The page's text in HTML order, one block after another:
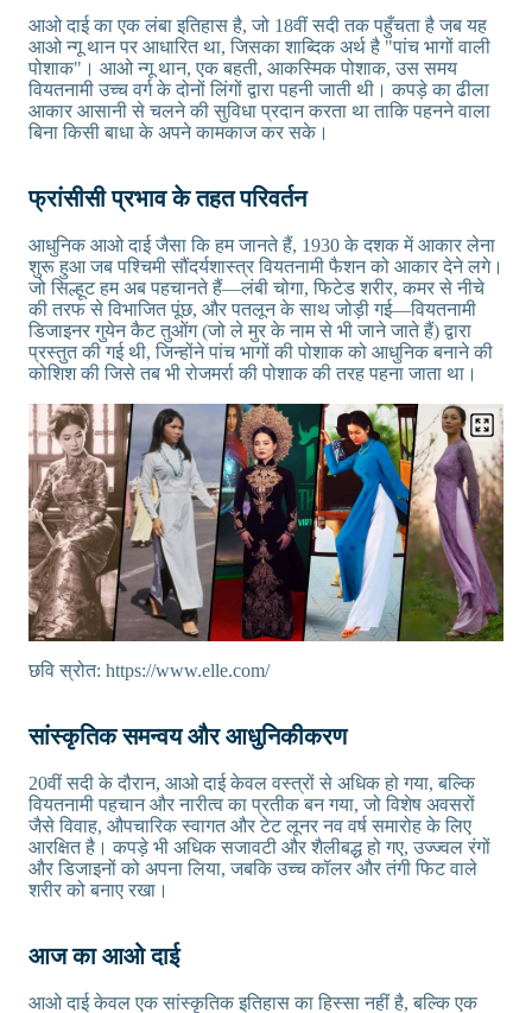
आओ दाई का एक लंबा इतिहास है, जो 18वीं सदी तक पहुँचता है जब यह
आओ न्गू थान पर आधारित था, जिसका शाब्दिक अर्थ है "पांच भागों वाली
पोशाक"। आओ न्गू थान, एक बहती, आकस्मिक पोशाक, उस समय
वियतनामी उच्च वर्ग के दोनों लिंगों द्वारा पहनी जाती थी। कपड़े का ढीला
आकार आसानी से चलने की सुविधा प्रदान करता था ताकि पहनने वाला
बिना किसी बाधा के अपने कामकाज कर सके।
फ्रांसीसी प्रभाव के तहत परिवर्तन
आधुनिक आओ दाई जैसा कि हम जानते हैं, 1930 के दशक में आकार लेना
शुरू हुआ जब पश्चिमी सौंदर्यशास्त्र वियतनामी फैशन को आकार देने लगे।
जो सिल्हूट हम अब पहचानते हैं—लंबी चोगा, फिटेड शरीर, कमर से नीचे
की तरफ से विभाजित पूंछ, और पतलून के साथ जोड़ी गई—वियतनामी
डिजाइनर गुयेन कैट तुओंग (जो ले मुर के नाम से भी जाने जाते हैं) द्वारा
प्रस्तुत की गई थी, जिन्होंने पांच भागों की पोशाक को आधुनिक बनाने की
कोशिश की जिसे तब भी रोजमर्रा की पोशाक की तरह पहना जाता था।
छवि स्रोत: https://www.elle.com/
सांस्कृतिक समन्वय और आधुनिकीकरण
20वीं सदी के दौरान, आओ दाई केवल वस्त्रों से अधिक हो गया, बल्कि
वियतनामी पहचान और नारीत्व का प्रतीक बन गया, जो विशेष अवसरों
जैसे विवाह, औपचारिक स्वागत और टेट लूनर नव वर्ष समारोह के लिए
आरक्षित है। कपड़े भी अधिक सजावटी और शैलीबद्ध हो गए, उज्ज्वल रंगों
और डिजाइनों को अपना लिया, जबकि उच्च कॉलर और तंगी फिट वाले
शरीर को बनाए रखा।
आज का आओ दाई
आओ दाई केवल एक सांस्कृतिक इतिहास का हिस्सा नहीं है, बल्कि एक